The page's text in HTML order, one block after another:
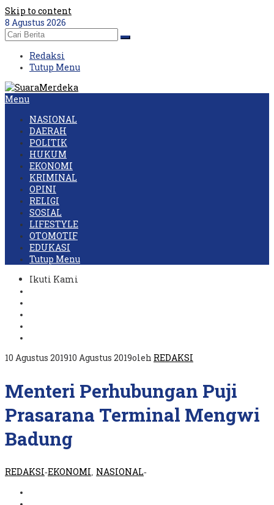
Skip to content
8 Agustus 2026
Redaksi
Tutup Menu
Menu
NASIONAL
DAERAH
POLITIK
HUKUM
EKONOMI
KRIMINAL
OPINI
RELIGI
SOSIAL
LIFESTYLE
OTOMOTIF
EDUKASI
Tutup Menu
Ikuti Kami
10 Agustus 201910 Agustus 2019oleh REDAKSI
Menteri Perhubungan Puji
Prasarana Terminal Mengwi
Badung
REDAKSI-EKONOMI NASIONAL-